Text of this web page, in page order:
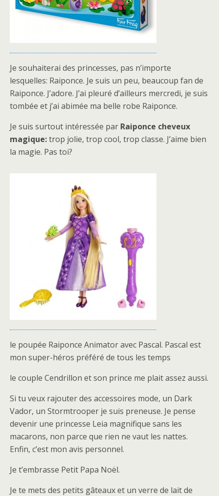
Je souhaiterai des princesses, pas n’importe
lesquelles: Raiponce. Je suis un peu, beaucoup fan de
Raiponce. J’adore. J’ai pleuré d’ailleurs mercredi, je suis
tombée et j’ai abimée ma belle robe Raiponce.
Je suis surtout intéressée par Raiponce cheveux
magique:trop jolie, trop cool, trop classe. J’aime bien
la magie. Pas toi?
le poupée Raiponce Animator avec Pascal. Pascal est
mon super-héros préféré de tous les temps
le couple Cendrillon et son prince me plait assez aussi.
Si tu veux rajouter des accessoires mode, un Dark
Vador, un Stormtrooper je suis preneuse. Je pense
devenir une princesse Leia magnifique sans les
macarons, non parce que rien ne vaut les nattes.
Enfin, c’est mon avis personnel.
Je t’embrasse Petit Papa Noël.
Je te mets des petits gâteaux et un verre de lait de